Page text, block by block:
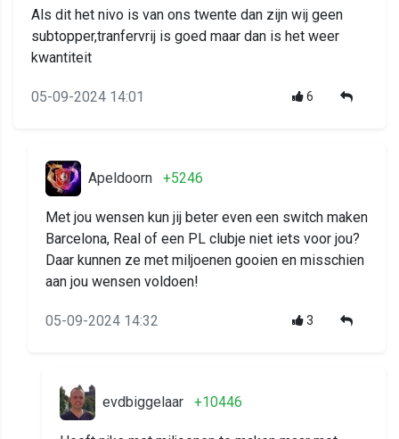
Als dit het nivo is van ons twente dan zijn wij geen
subtopper,tranfervrij is goed maar dan is het weer
kwantiteit
05-09-2024 14:01 6
Apeldoorn +5246
Met jou wensen kun jij beter even een switch maken
Barcelona, Real of een PL clubje niet iets voor jou?
Daar kunnen ze met miljoenen gooien en misschien
aan jou wensen voldoen!
05-09-2024 14:32 3
evdbiggelaar +10446